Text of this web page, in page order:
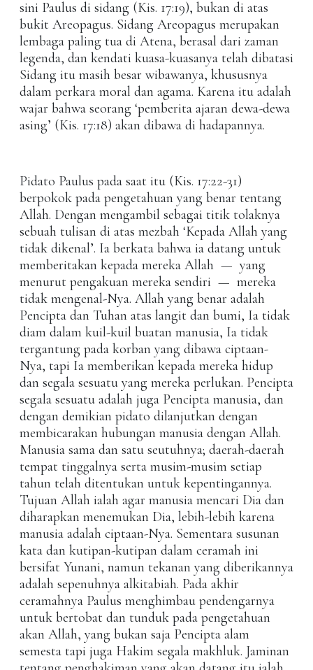
sini Paulus di sidang (Kis. 17:19), bukan di atas
bukit Areopagus. Sidang Areopagus merupakan
lembaga paling tua di Atena, berasal dari zaman
legenda, dan kendati kuasa-kuasanya telah dibatasi
Sidang itu masih besar wibawanya, khususnya
dalam perkara moral dan agama. Karena itu adalah
wajar bahwa seorang ‘pemberita ajaran dewa-dewa
asing’ (Kis. 17:18) akan dibawa di hadapannya.
Pidato Paulus pada saat itu (Kis. 17:22-31)
berpokok pada pengetahuan yang benar tentang
Allah. Dengan mengambil sebagai titik tolaknya
sebuah tulisan di atas mezbah ‘Kepada Allah yang
tidak dikenal’. Ia berkata bahwa ia datang untuk
memberitakan kepada mereka Allah — yang
menurut pengakuan mereka sendiri — mereka
tidak mengenal-Nya. Allah yang benar adalah
Pencipta dan Tuhan atas langit dan bumi, Ia tidak
diam dalam kuil-kuil buatan manusia, Ia tidak
tergantung pada korban yang dibawa ciptaan-
Nya, tapi Ia memberikan kepada mereka hidup
dan segala sesuatu yang mereka perlukan. Pencipta
segala sesuatu adalah juga Pencipta manusia, dan
dengan demikian pidato dilanjutkan dengan
membicarakan hubungan manusia dengan Allah.
Manusia sama dan satu seutuhnya; daerah-daerah
tempat tinggalnya serta musim-musim setiap
tahun telah ditentukan untuk kepentingannya.
Tujuan Allah ialah agar manusia mencari Dia dan
diharapkan menemukan Dia, lebih-lebih karena
manusia adalah ciptaan-Nya. Sementara susunan
kata dan kutipan-kutipan dalam ceramah ini
bersifat Yunani, namun tekanan yang diberikannya
adalah sepenuhnya alkitabiah. Pada akhir
ceramahnya Paulus menghimbau pendengarnya
untuk bertobat dan tunduk pada pengetahuan
akan Allah, yang bukan saja Pencipta alam
semesta tapi juga Hakim segala makhluk. Jaminan